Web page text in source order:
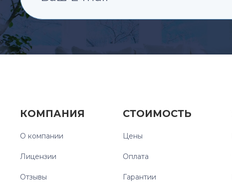
КОМПАНИЯ
О компании
Лицензии
Отзывы
СТОИМОСТЬ
Цены
Оплата
Гарантии